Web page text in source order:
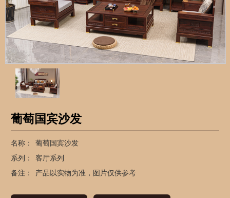
葡萄国宾沙发
名称：
葡萄国宾沙发
系列：
客厅系列
备注：
产品以实物为准，图片仅供参考